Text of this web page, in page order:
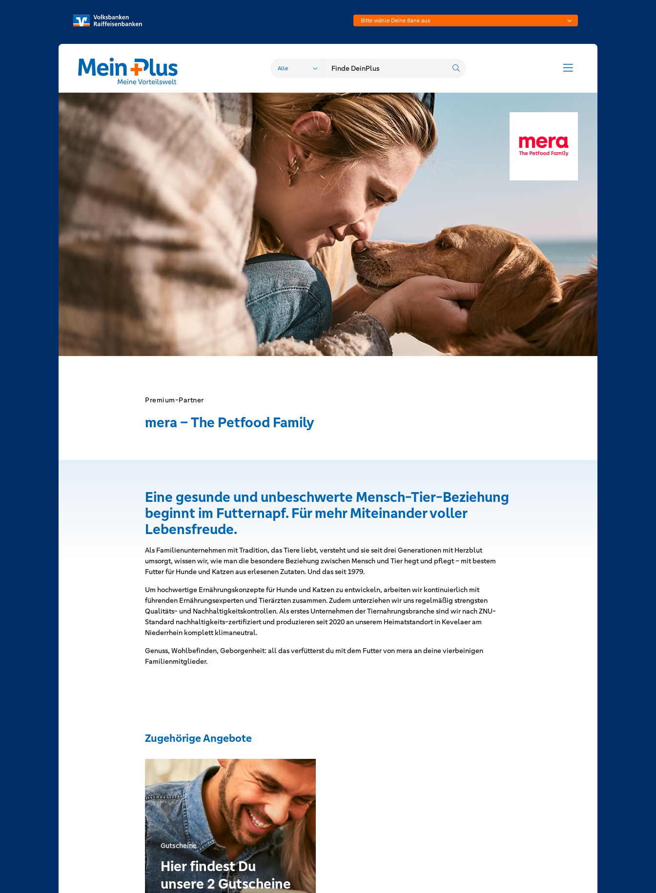
Bitte wähle Deine Bank aus
Premium-Partner
mera – The Petfood Family
Eine gesunde und unbeschwerte Mensch-Tier-Beziehung
beginnt im Futternapf. Für mehr Miteinander voller
Lebensfreude.
Als Familienunternehmen mit Tradition, das Tiere liebt, versteht und sie seit drei Generationen mit Herzblut
umsorgt, wissen wir, wie man die besondere Beziehung zwischen Mensch und Tier hegt und pflegt – mit bestem
Futter für Hunde und Katzen aus erlesenen Zutaten. Und das seit 1979.
Um hochwertige Ernährungskonzepte für Hunde und Katzen zu entwickeln, arbeiten wir kontinuierlich mit
führenden Ernährungsexperten und Tierärzten zusammen. Zudem unterziehen wir uns regelmäßig strengsten
Qualitäts- und Nachhaltigkeitskontrollen. Als erstes Unternehmen der Tiernahrungsbranche sind wir nach ZNU-
Standard nachhaltigkeits-zertifiziert und produzieren seit 2020 an unserem Heimatstandort in Kevelaer am
Niederrhein komplett klimaneutral.
Genuss, Wohlbefinden, Geborgenheit: all das verfütterst du mit dem Futter von mera an deine vierbeinigen
Familienmitglieder.
Zugehörige Angebote
Gutscheine
Hier findest Du
unsere 2 Gutscheine